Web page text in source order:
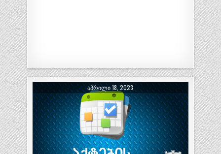
ᲐᲞᲠᲘᲚᲘ 18, 2023